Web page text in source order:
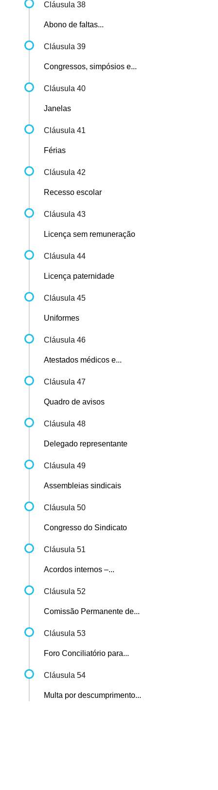
Cláusula 38
Abono de faltas...
Cláusula 39
Congressos, simpósios e...
Cláusula 40
Janelas
Cláusula 41
Férias
Cláusula 42
Recesso escolar
Cláusula 43
Licença sem remuneração
Cláusula 44
Licença paternidade
Cláusula 45
Uniformes
Cláusula 46
Atestados médicos e...
Cláusula 47
Quadro de avisos
Cláusula 48
Delegado representante
Cláusula 49
Assembleias sindicais
Cláusula 50
Congresso do Sindicato
Cláusula 51
Acordos internos –...
Cláusula 52
Comissão Permanente de...
Cláusula 53
Foro Conciliatório para...
Cláusula 54
Multa por descumprimento...